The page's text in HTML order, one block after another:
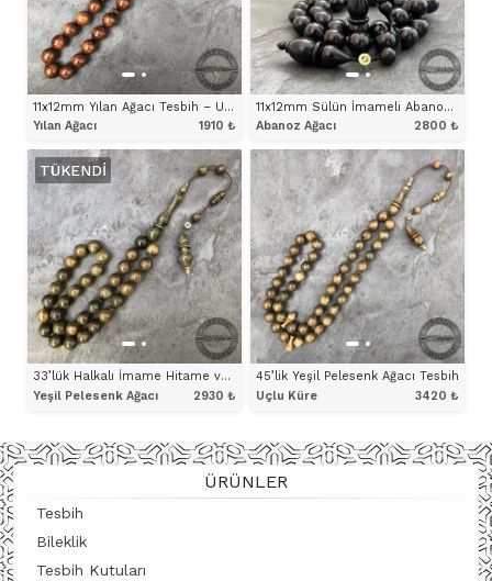
11x12mm Yılan Ağacı Tesbih – Uçlu Küre Maskot (Efe) Model
Yılan Ağacı
1910 ₺
ÜRÜNÜ İNCELE
11x12mm Sülün İmameli Abanoz Ağacı Tesbih
Abanoz Ağacı
2800₺
ÜRÜNÜ İNCELE
TÜKENDI
33’lük Halkalı İmame Hitame ve Sikke İşçilikli Yeşil Pelesenk Ağacı Tesbih
Yeşil Pelesenk Ağacı
2930 ₺
ÜRÜNÜ İNCELE
45’lik Yeşil Pelesenk Ağacı Tesbih
Uçlu Küre
3420₺
ÜRÜNÜ İNCELE
ÜRÜNLER
Tesbih
Bileklik
Tesbih Kutuları